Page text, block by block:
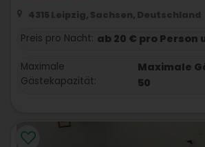
4315 Leipzig, Sachsen, Deutschland
Preis pro Nacht: ab 20 € pro Person
Maximale
Gästekapazität:
Maximale
50